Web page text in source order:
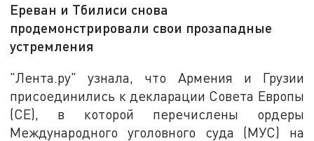
Ереван и Тбилиси снова
продемонстрировали свои прозападные
устремления
"Лента.ру" узнала, что Армения и Грузии
присоединились к декларации Совета Европы
(СЕ), в которой перечислены ордеры
Международного уголовного суда (МУС) на